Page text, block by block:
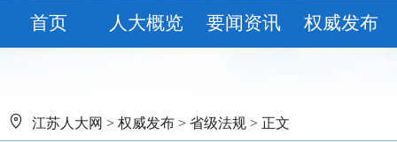
首页 人大概览 要闻资讯 权威发布
江苏人大网 > 权威发布 > 省级法规 > 正文